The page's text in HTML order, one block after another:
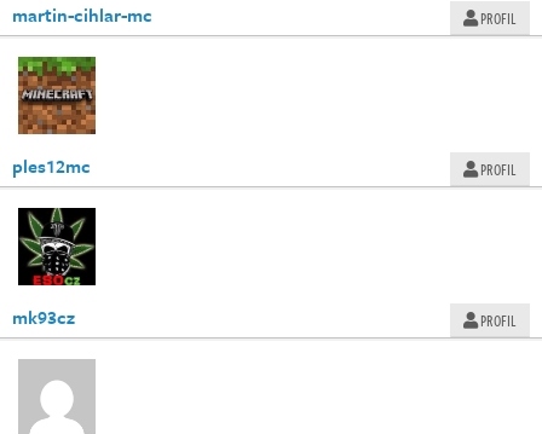
martin-cihlar-mc PROFIL
ples12mc PROFIL
mk93cz PROFIL